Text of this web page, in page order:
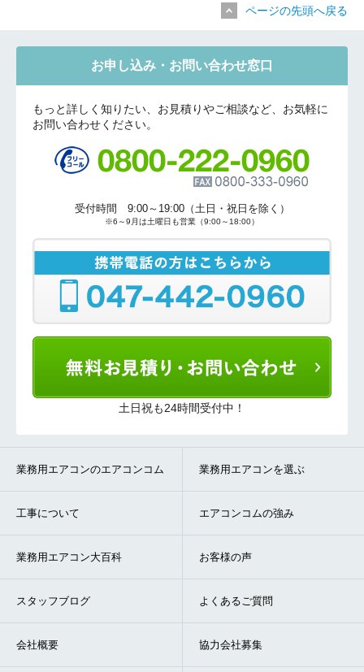
ページの先頭へ戻る
お申し込み・お問い合わせ窓口
もっと詳しく知りたい、お見積りやご相談など、お気軽に
お問い合わせください。
受付時間 9:00～19:00（土日・祝日を除く）
※6～9月は土曜日も営業（9:00～18:00）
土日祝も24時間受付中！
メール
送信する
業務用エアコンのエアコンコム 業務用エアコンを選ぶ
工事について エアコンコムの強み
業務用エアコン大百科 お客様の声
スタッフブログ よくあるご質問
会社概要 協力会社募集